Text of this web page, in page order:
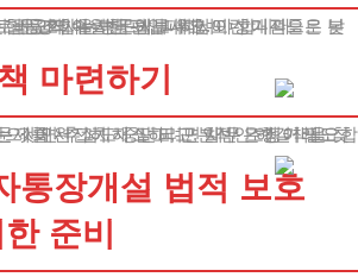
동조합을 방문해보세요.
금융회사는 반드시 피하셔야 합니다.
마련하기
통장개설 법적 보호
준비